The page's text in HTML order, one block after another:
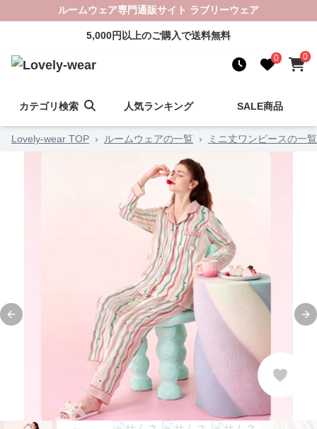
ルームウェア専門通販サイト ラブリーウェア
5,000円以上のご購入で送料無料
0 0
カテゴリ検索 人気ランキング SALE商品
Lovely-wear TOP › ルームウェアの一覧 › ミニ丈ワンピースの一覧
Previous slide